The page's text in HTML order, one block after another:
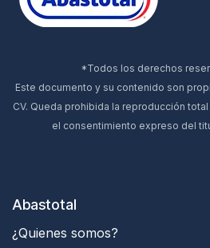
*Todos los derechos
Este documento y su contenido son
CV. Queda prohibida la reproducción
el consentimiento expreso del
Abastotal
¿Quienes somos?